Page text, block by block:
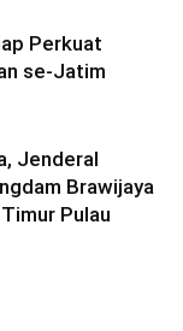
Perkuat
se-Jatim
Jenderal
Brawijaya
Pulau